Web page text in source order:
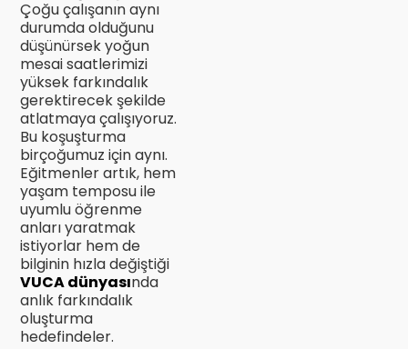
Çoğu çalışanın aynı
durumda olduğunu
düşünürsek yoğun
mesai saatlerimizi
yüksek farkındalık
gerektirecek şekilde
atlatmaya çalışıyoruz.
Bu koşuşturma
birçoğumuz için aynı.
Eğitmenler artık, hem
yaşam temposu ile
uyumlu öğrenme
anları yaratmak
istiyorlar hem de
bilginin hızla değiştiği
VUCA dünyasında
anlık farkındalık
oluşturma
hedefindeler.